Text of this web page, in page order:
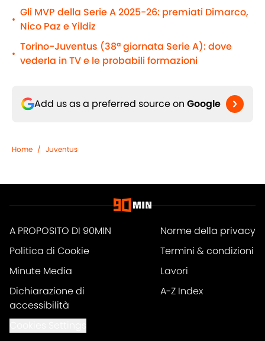
•
Gli MVP della Serie A 2025-26: premiati Dimarco,
Nico Paz e Yildiz
•
Torino-Juventus (38ª giornata Serie A): dove
vederla in TV e le probabili formazioni
Add us as a preferred source on Google
Home / Juventus
A PROPOSITO DI 90MIN
Norme della privacy
Politica di Cookie
Termini & condizioni
Minute Media
Lavori
Dichiarazione di
accessibilità
A-Z Index